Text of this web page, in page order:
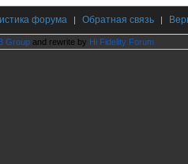
форума | Обратная связь |
Group and rewrite by Hi Fidelity Forum